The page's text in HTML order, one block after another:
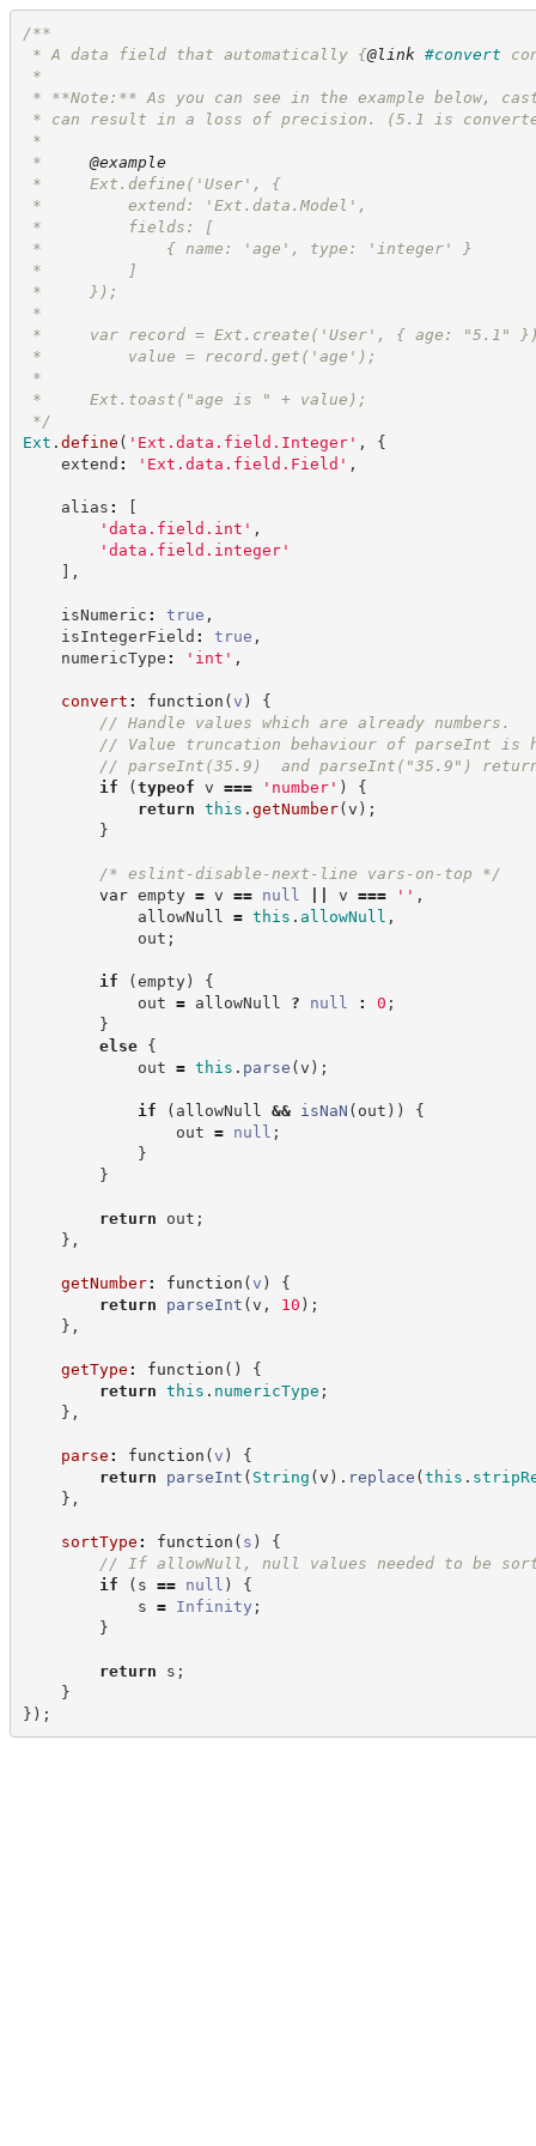
/**
* A data field that automatically {@link #convert
*
* **Note:** As you can see in the example below,
* can result in a loss of precision. (5.1 is
*
* @example
*     Ext.define('User', {
*         extend: 'Ext.data.Model',
*         fields: [
*             { name: 'age', type: 'integer' }
*         ]
*     });
*
*     var record = Ext.create('User', { age: "5.1"
*         value = record.get('age');
*
*     Ext.toast("age is " + value);
*/
Ext . define ( ' Ext.data.field.Integer' ,
{
extend : ' Ext.data.field.Field ' ,
alias :
[
' data.field.int ' ,
' data.field.integer'
] ,
isNumeric : true ,
isIntegerField : true ,
numericType : ' int ' ,
convert : function (v )
{
// Handle values which are already numbers.
// Value truncation behaviour of parseInt is
// parseInt(35.9)  and parseInt("35.9")
if
(typeof v === ' number' )
{
return this . getNumber(v ) ;
}
/* eslint-disable-next-line vars-on-top */
var empty = v == null v === ' ' ,
allowNull = this . allowNull ,
out ;
if (empty)
{
out = allowNull ? null : 0 ;
}
else
{
out = this . parse (v ) ;
if ( allowNull && isNaN ( out ) )
{
out = null ;
}
}
return out ;
} ,
getNumber: function (v )
{
return
parseInt (v , 10 ) ;
} ,
getType : function ( )
{
return this . numericType ;
} ,
parse : function (v )
{
return
parseInt ( String (v ) . replace (this .
} ,
sortType : function ( s )
{
// If allowNull, null values needed to be
if
( s == null )
{
s = Infinity ;
}
return s ;
}
} ) ;